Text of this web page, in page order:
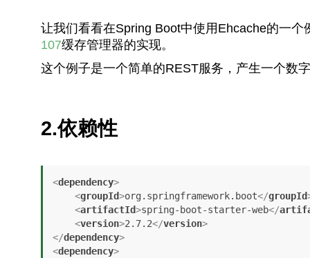
让我们看看在Spring Boot中使用Ehcache的一
107缓存管理器的实现。
这个例子是一个简单的REST服务，产生一个数
2.依赖性
<dependency>
<groupId>org.springframework.boot</groupId
<artifactId>spring-boot-starter-web</
<version>2.7.2</version>
</dependency>
<dependency>